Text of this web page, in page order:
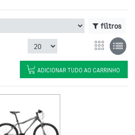
filtros
ADICIONAR TUDO AO CARRINHO